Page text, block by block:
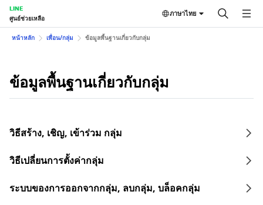
LINE
ศูนย์ช่วยเหลือ
ภาษาไทย
หน้าหลัก เพื่อน/กลุ่ม ข้อมูลพื้นฐานเกี่ยวกับกลุ่ม
ข้อมูลพื้นฐานเกี่ยวกับกลุ่ม
วิธีสร้าง, เชิญ, เข้าร่วม กลุ่ม
วิธีเปลี่ยนการตั้งค่ากลุ่ม
ระบบของการออกจากกลุ่ม, ลบกลุ่ม, บล็อคกลุ่ม